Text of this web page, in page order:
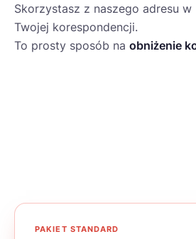
Skorzystasz z naszego adresu
Twojej korespondencji.
To prosty sposób na obniżenie
PAKIET STANDARD